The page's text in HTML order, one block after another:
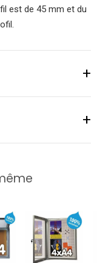
est de 45 mm et du